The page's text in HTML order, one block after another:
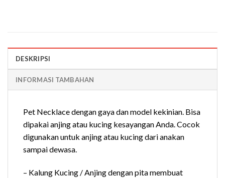
DESKRIPSI
INFORMASI TAMBAHAN
Pet Necklace dengan gaya dan model kekinian. Bisa
dipakai anjing atau kucing kesayangan Anda. Cocok
digunakan untuk anjing atau kucing dari anakan
sampai dewasa.
– Kalung Kucing / Anjing dengan pita membuat